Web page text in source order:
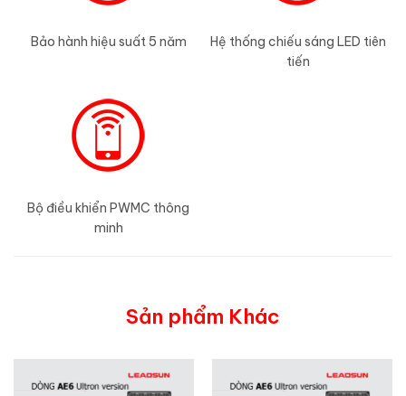
Bảo hành hiệu suất 5 năm
Hệ thống chiếu sáng LED tiên
tiến
Bộ điều khiển PWMC thông
minh
Sản phẩm Khác